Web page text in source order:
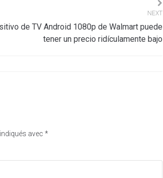
NEXT
de TV Android 1080p de Walmart puede
tener un precio ridículamente bajo
avec *